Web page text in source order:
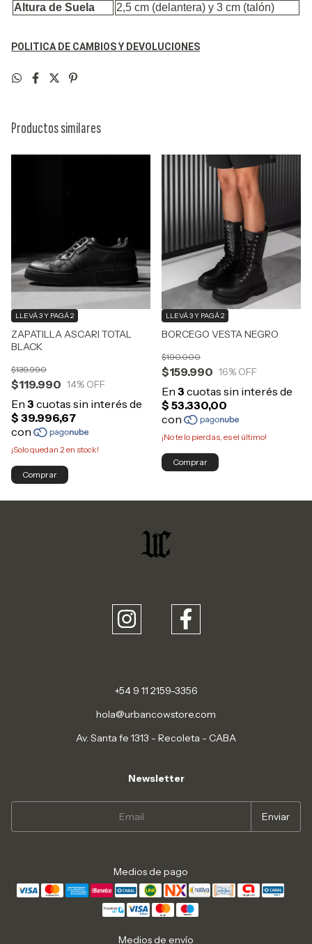
Altura de Suela
2,5 cm (delantera) y 3 cm (talón)
POLITICA DE CAMBIOS Y DEVOLUCIONES
Productos similares
ZAPATILLA ASCARI TOTAL
BLACK
$119.990
$139.990
14% OFF
LLEVÁ 3 Y PAGÁ 2
¡Solo quedan 2 en stock!
Comprar
BORCEGO VESTA NEGRO
$159.990
$190.000
16% OFF
LLEVÁ 3 Y PAGÁ 2
¡No te lo pierdas, es el último!
Comprar
+54 9 11 2159-3356
hola@urbancowstore.com
Av. Santa fe 1313 - Recoleta - CABA
Newsletter
Medios de pago
Medios de envío